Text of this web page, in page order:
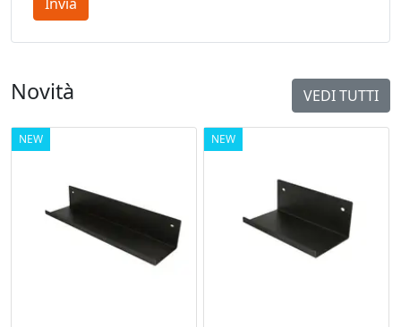
Novità VEDI TUTTI
NEW NEW